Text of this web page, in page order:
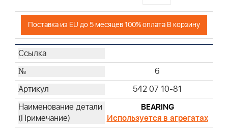
Поставка из EU до 5 месяцев 100% оплата В корзину
6
542 07 10-81
BEARING
Используется в агрегатах